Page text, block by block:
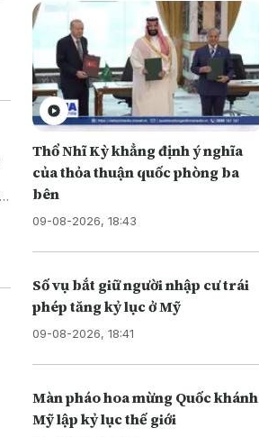
Thổ Nhĩ Kỳ khẳng định ý nghĩa
của thỏa thuận quốc phòng ba
bên
09-08-2026, 18:43
Số vụ bắt giữ người nhập cư trái
phép tăng kỷ lục ở Mỹ
09-08-2026, 18:41
Màn pháo hoa mừng Quốc khánh
Mỹ lập kỷ lục thế giới